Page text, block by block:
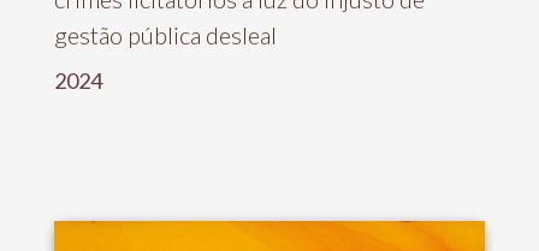
gestão pública desleal
2024